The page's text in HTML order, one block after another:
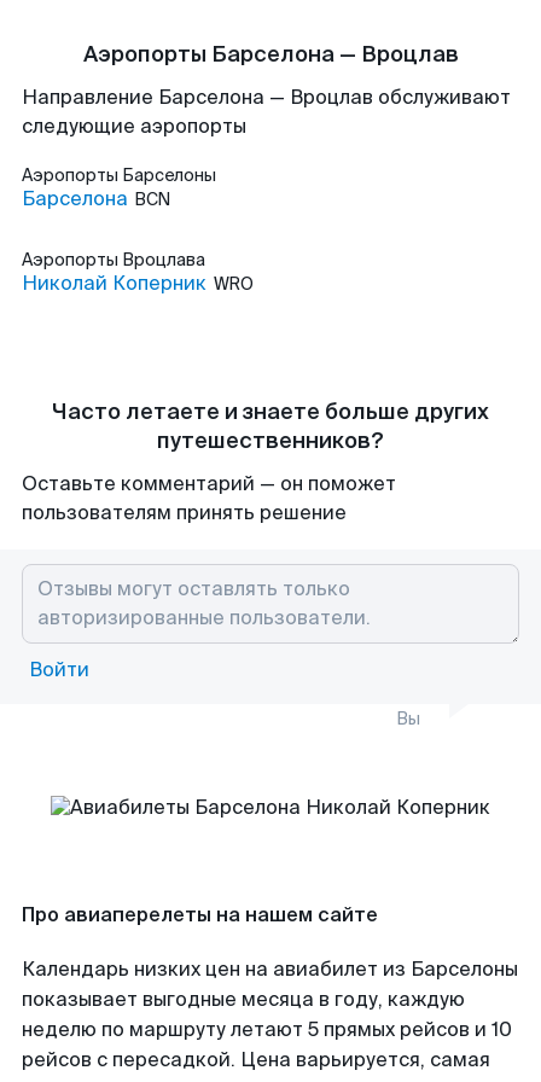
Аэропорты Барселона — Вроцлав
Направление Барселона — Вроцлав обслуживают
следующие аэропорты
Аэропорты Барселоны
Барселона BCN
Аэропорты Вроцлава
Николай Коперник WRO
Часто летаете и знаете больше других
путешественников?
Оставьте комментарий — он поможет
пользователям принять решение
Войти
Вы
Про авиаперелеты на нашем сайте
Календарь низких цен на авиабилет из Барселоны
показывает выгодные месяца в году, каждую
неделю по маршруту летают 5 прямых рейсов и 10
рейсов с пересадкой. Цена варьируется, самая